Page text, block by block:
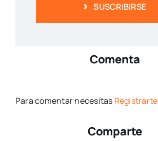
SUSCRIBIRSE
Comenta
Para comentar necesitas Registrarte
Comparte